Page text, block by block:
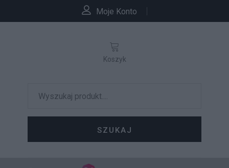
Moje Konto
SZUKAJ
Koszyk